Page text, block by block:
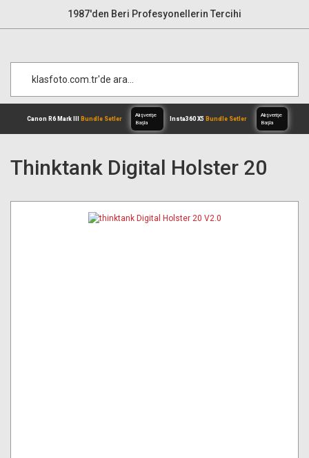
1987'den Beri Profesyonellerin Tercihi
Başla
Thinktank Digital Holster 20